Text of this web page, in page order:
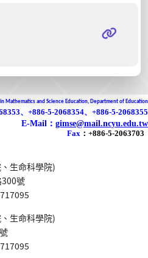
Mathematics and Science Education, Department of Education
、+886-5-2068354、+886-5-2068355
E-Mail： gimse@mail.ncyu.edu.tw
Fax ： +886-5-2063703
生命科學院)
號
生命科學院)